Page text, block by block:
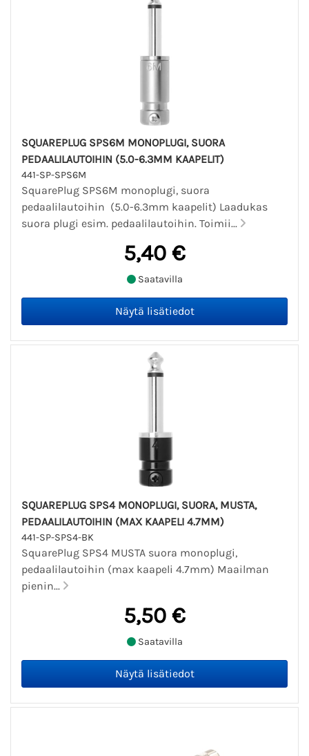
SQUAREPLUG SPS6M MONOPLUGI, SUORA
PEDAALILAUTOIHIN (5.0-6.3MM KAAPELIT)
441-SP-SPS6M
SquarePlug SPS6M monoplugi, suora
pedaalilautoihin (5.0-6.3mm kaapelit) Laadukas
suora plugi esim. pedaalilautoihin. Toimii...
5,40 €
Saatavilla
SQUAREPLUG SPS4 MONOPLUGI, SUORA, MUSTA,
PEDAALILAUTOIHIN (MAX KAAPELI 4.7MM)
441-SP-SPS4-BK
SquarePlug SPS4 MUSTA suora monoplugi,
pedaalilautoihin (max kaapeli 4.7mm) Maailman
pienin...
5,50 €
Saatavilla